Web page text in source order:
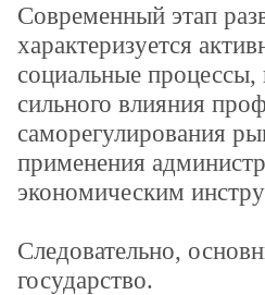
Современный этап
характеризуется
социальные
сильного влияния
саморегулирования
применения
экономическим
Следовательно,
государство.